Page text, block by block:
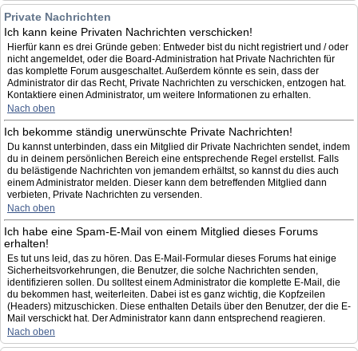
Private Nachrichten
Ich kann keine Privaten Nachrichten verschicken!
Hierfür kann es drei Gründe geben: Entweder bist du nicht registriert und / oder
nicht angemeldet, oder die Board-Administration hat Private Nachrichten für
das komplette Forum ausgeschaltet. Außerdem könnte es sein, dass der
Administrator dir das Recht, Private Nachrichten zu verschicken, entzogen hat.
Kontaktiere einen Administrator, um weitere Informationen zu erhalten.
Nach oben
Ich bekomme ständig unerwünschte Private Nachrichten!
Du kannst unterbinden, dass ein Mitglied dir Private Nachrichten sendet, indem
du in deinem persönlichen Bereich eine entsprechende Regel erstellst. Falls
du belästigende Nachrichten von jemandem erhältst, so kannst du dies auch
einem Administrator melden. Dieser kann dem betreffenden Mitglied dann
verbieten, Private Nachrichten zu versenden.
Nach oben
Ich habe eine Spam-E-Mail von einem Mitglied dieses Forums
erhalten!
Es tut uns leid, das zu hören. Das E-Mail-Formular dieses Forums hat einige
Sicherheitsvorkehrungen, die Benutzer, die solche Nachrichten senden,
identifizieren sollen. Du solltest einem Administrator die komplette E-Mail, die
du bekommen hast, weiterleiten. Dabei ist es ganz wichtig, die Kopfzeilen
(Headers) mitzuschicken. Diese enthalten Details über den Benutzer, der die E-
Mail verschickt hat. Der Administrator kann dann entsprechend reagieren.
Nach oben